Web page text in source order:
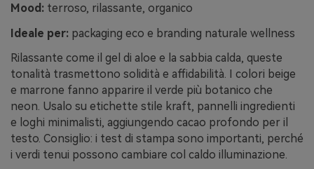
Mood: terroso, rilassante, organico
Ideale per: packaging eco e branding naturale wellness
Rilassante come il gel di aloe e la sabbia calda, queste
tonalità trasmettono solidità e affidabilità. I colori beige
e marrone fanno apparire il verde più botanico che
neon. Usalo su etichette stile kraft, pannelli ingredienti
e loghi minimalisti, aggiungendo cacao profondo per il
testo. Consiglio: i test di stampa sono importanti, perché
i verdi tenui possono cambiare col caldo illuminazione.